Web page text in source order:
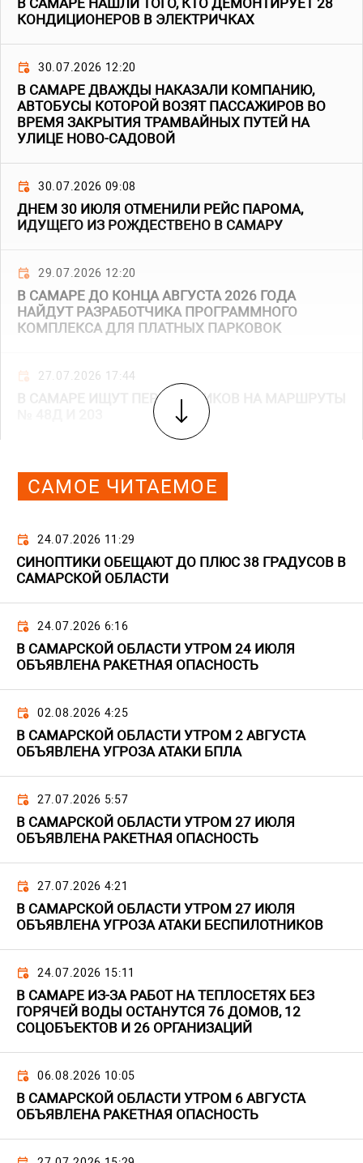
В САМАРЕ НАШЛИ ТОГО, КТО ДЕМОНТИРУЕТ 28
КОНДИЦИОНЕРОВ В ЭЛЕКТРИЧКАХ
30.07.2026 12:20
В САМАРЕ ДВАЖДЫ НАКАЗАЛИ КОМПАНИЮ,
АВТОБУСЫ КОТОРОЙ ВОЗЯТ ПАССАЖИРОВ ВО
ВРЕМЯ ЗАКРЫТИЯ ТРАМВАЙНЫХ ПУТЕЙ НА
УЛИЦЕ НОВО-САДОВОЙ
30.07.2026 09:08
ДНЕМ 30 ИЮЛЯ ОТМЕНИЛИ РЕЙС ПАРОМА,
ИДУЩЕГО ИЗ РОЖДЕСТВЕНО В САМАРУ
29.07.2026 12:20
В САМАРЕ ДО КОНЦА АВГУСТА 2026 ГОДА
НАЙДУТ РАЗРАБОТЧИКА ПРОГРАММНОГО
КОМПЛЕКСА ДЛЯ ПЛАТНЫХ ПАРКОВОК
27.07.2026 17:44
В САМАРЕ ИЩУТ ПЕРЕВОЗЧИКОВ НА МАРШРУТЫ
САМОЕ ЧИТАЕМОЕ
24.07.2026 11:29
СИНОПТИКИ ОБЕЩАЮТ ДО ПЛЮС 38 ГРАДУСОВ В
САМАРСКОЙ ОБЛАСТИ
24.07.2026 6:16
В САМАРСКОЙ ОБЛАСТИ УТРОМ 24 ИЮЛЯ
ОБЪЯВЛЕНА РАКЕТНАЯ ОПАСНОСТЬ
02.08.2026 4:25
В САМАРСКОЙ ОБЛАСТИ УТРОМ 2 АВГУСТА
ОБЪЯВЛЕНА УГРОЗА АТАКИ БПЛА
27.07.2026 5:57
В САМАРСКОЙ ОБЛАСТИ УТРОМ 27 ИЮЛЯ
ОБЪЯВЛЕНА РАКЕТНАЯ ОПАСНОСТЬ
27.07.2026 4:21
В САМАРСКОЙ ОБЛАСТИ УТРОМ 27 ИЮЛЯ
ОБЪЯВЛЕНА УГРОЗА АТАКИ БЕСПИЛОТНИКОВ
24.07.2026 15:11
В САМАРЕ ИЗ-ЗА РАБОТ НА ТЕПЛОСЕТЯХ БЕЗ
ГОРЯЧЕЙ ВОДЫ ОСТАНУТСЯ 76 ДОМОВ, 12
СОЦОБЪЕКТОВ И 26 ОРГАНИЗАЦИЙ
06.08.2026 10:05
В САМАРСКОЙ ОБЛАСТИ УТРОМ 6 АВГУСТА
ОБЪЯВЛЕНА РАКЕТНАЯ ОПАСНОСТЬ